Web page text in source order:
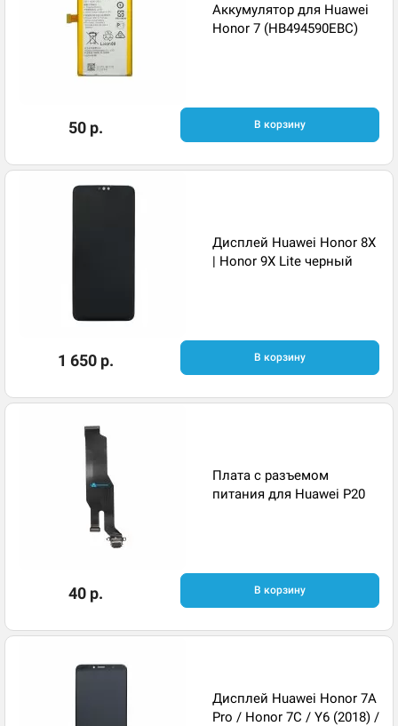
Аккумулятор для Huawei
Honor 7 (HB494590EBC)
50 р. В корзину
Дисплей Huawei Honor 8X
| Honor 9X Lite черный
1 650 р. В корзину
Плата с разъемом
питания для Huawei P20
40 р. В корзину
Дисплей Huawei Honor 7A
Pro / Honor 7C / Y6 (2018) /